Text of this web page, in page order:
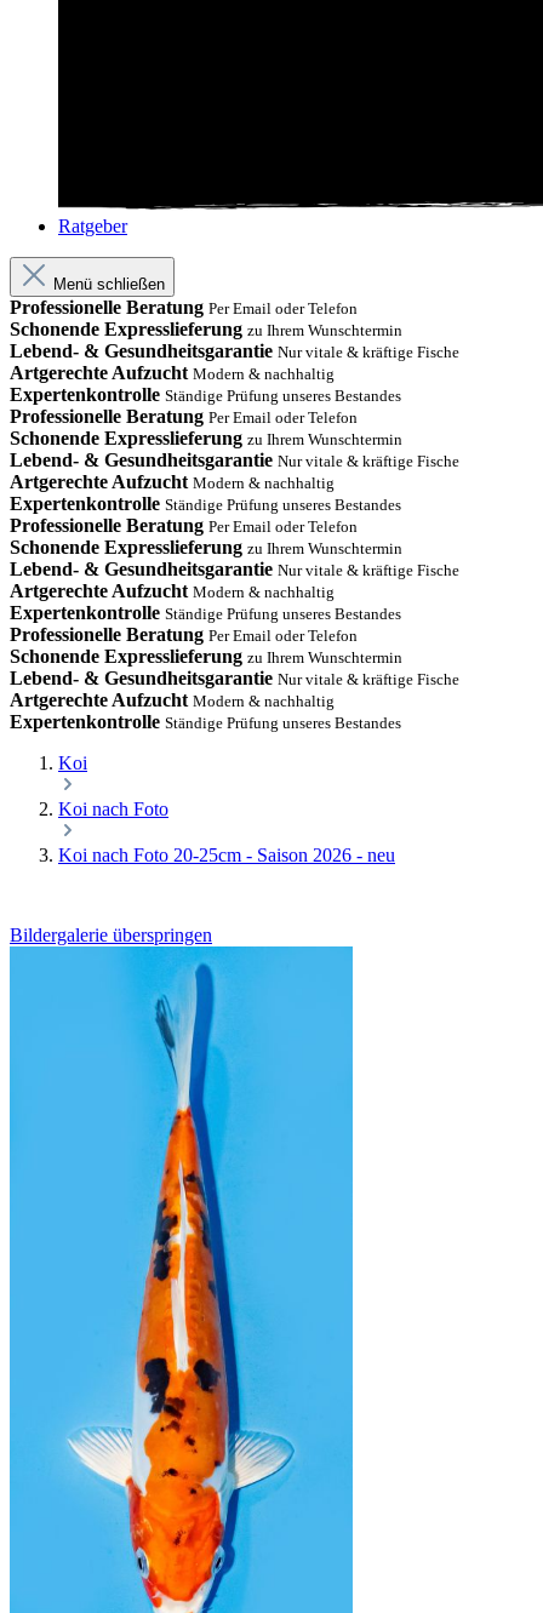
Ratgeber
Menü schließen
Professionelle Beratung Per Email oder Telefon
Schonende Expresslieferung zu Ihrem Wunschtermin
Lebend- & Gesundheitsgarantie Nur vitale & kräftige Fische
Artgerechte Aufzucht Modern & nachhaltig
Expertenkontrolle Ständige Prüfung unseres Bestandes
Professionelle Beratung Per Email oder Telefon
Schonende Expresslieferung zu Ihrem Wunschtermin
Lebend- & Gesundheitsgarantie Nur vitale & kräftige Fische
Artgerechte Aufzucht Modern & nachhaltig
Expertenkontrolle Ständige Prüfung unseres Bestandes
Professionelle Beratung Per Email oder Telefon
Schonende Expresslieferung zu Ihrem Wunschtermin
Lebend- & Gesundheitsgarantie Nur vitale & kräftige Fische
Artgerechte Aufzucht Modern & nachhaltig
Expertenkontrolle Ständige Prüfung unseres Bestandes
Professionelle Beratung Per Email oder Telefon
Schonende Expresslieferung zu Ihrem Wunschtermin
Lebend- & Gesundheitsgarantie Nur vitale & kräftige Fische
Artgerechte Aufzucht Modern & nachhaltig
Expertenkontrolle Ständige Prüfung unseres Bestandes
Koi
Koi nach Foto
Koi nach Foto 20-25cm - Saison 2026 - neu
Bildergalerie überspringen